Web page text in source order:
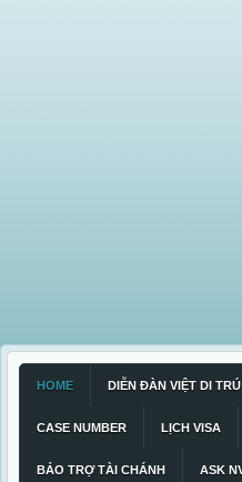
HOME DIỄN ĐÀN VIỆT DI TRÚ
CASE NUMBER LỊCH VISA
BẢO TRỢ TÀI CHÁNH ASK